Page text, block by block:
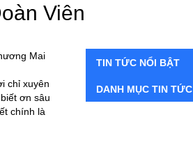
Viên
Mai
chỉ xuyên
ơn sâu
chính là
TIN TỨC NỔI BẬT
DANH MỤC TIN TỨC